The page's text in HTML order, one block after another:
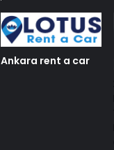
Ankara rent a car